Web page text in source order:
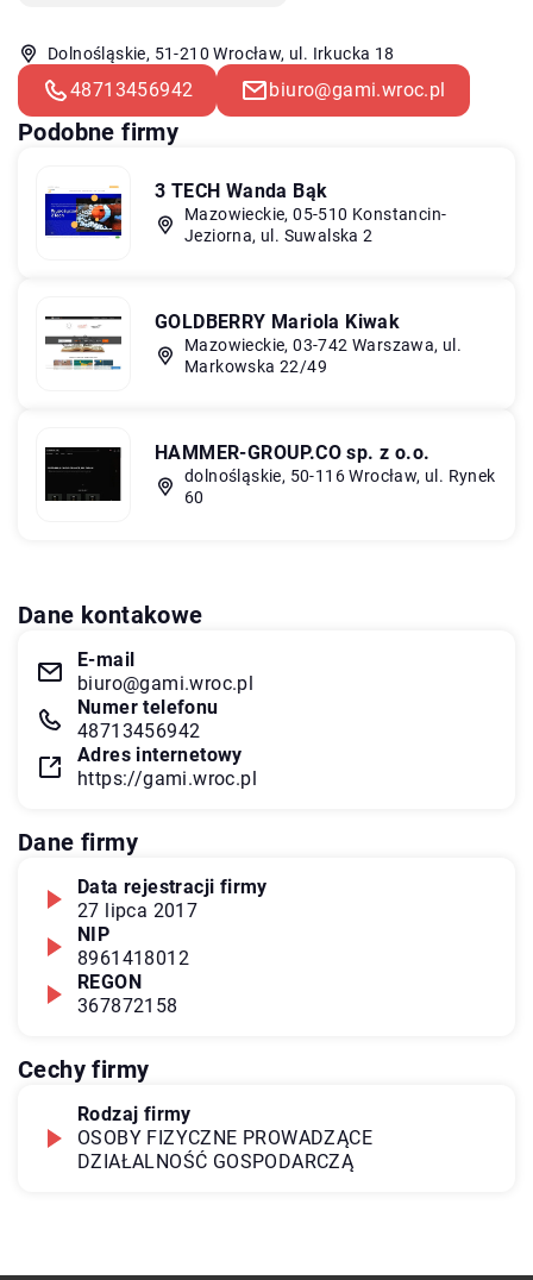
Dolnośląskie, 51-210 Wrocław, ul. Irkucka 18
48713456942 biuro@gami.wroc.pl
Podobne firmy
3 TECH Wanda Bąk
Mazowieckie, 05-510 Konstancin-
Jeziorna, ul. Suwalska 2
GOLDBERRY Mariola Kiwak
Mazowieckie, 03-742 Warszawa, ul.
Markowska 22/49
HAMMER-GROUP.CO sp. z o.o.
dolnośląskie, 50-116 Wrocław, ul. Rynek
60
Dane kontakowe
E-mail
biuro@gami.wroc.pl
Numer telefonu
48713456942
Adres internetowy
https://gami.wroc.pl
Dane firmy
Data rejestracji firmy
27 lipca 2017
NIP
8961418012
REGON
367872158
Cechy firmy
Rodzaj firmy
OSOBY FIZYCZNE PROWADZĄCE
DZIAŁALNOŚĆ GOSPODARCZĄ